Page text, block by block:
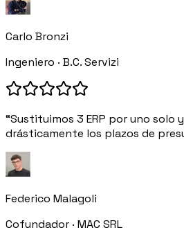
Carlo Bronzi
Ingeniero · B.C. Servizi
“Sustituimos 3 ERP por uno solo
drásticamente los plazos de
Federico Malagoli
Cofundador · MAC SRL